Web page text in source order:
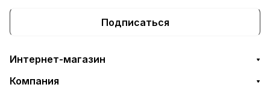
Подписаться
Интернет-магазин
Компания